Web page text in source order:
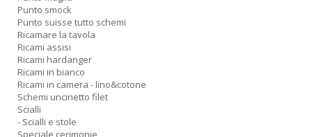
Punto smock
Punto suisse tutto schemi
Ricamare la tavola
Ricami assisi
Ricami hardanger
Ricami in bianco
Ricami in camera - lino&cotone
Schemi uncinetto filet
Scialli
- Scialli e stole
Speciale cerimonie